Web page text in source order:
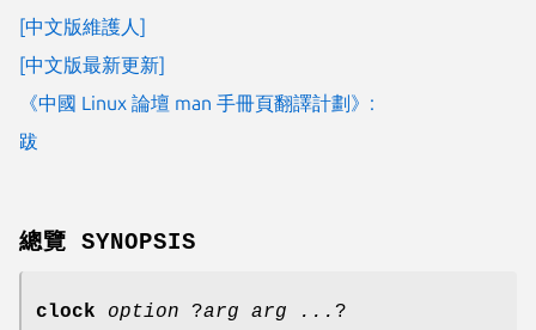
[中文版維護人]
[中文版最新更新]
《中國 Linux 論壇 man 手冊頁翻譯計劃》:
跋
總覽 SYNOPSIS
clock option ?arg arg ... ?